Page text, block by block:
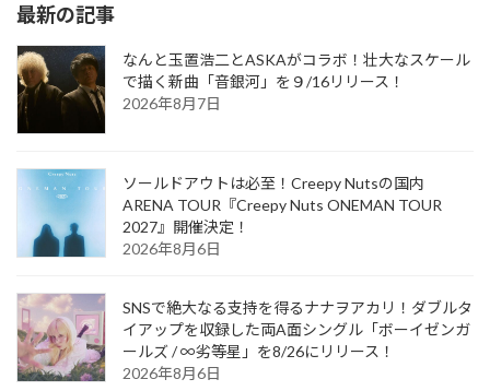
最新の記事
なんと玉置浩二とASKAがコラボ！壮大なスケール
で描く新曲「音銀河」を９/16リリース！
2026年8月7日
ソールドアウトは必至！Creepy Nutsの国内
ARENA TOUR『Creepy Nuts ONEMAN TOUR
2027』開催決定！
2026年8月6日
SNSで絶大なる支持を得るナナヲアカリ！ダブルタ
イアップを収録した両A面シングル「ボーイゼンガ
ールズ / ∞劣等星」を8/26にリリース！
2026年8月6日